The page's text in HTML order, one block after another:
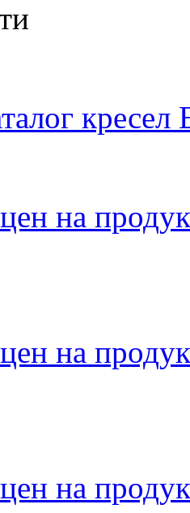
кресел
на
на
на